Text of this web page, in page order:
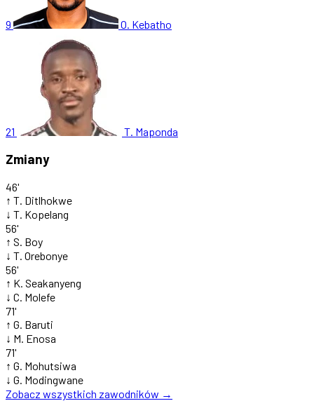
9 O. Kebatho
21 T. Maponda
Zmiany
46'
↑ T. Ditlhokwe
↓ T. Kopelang
56'
↑ S. Boy
↓ T. Orebonye
56'
↑ K. Seakanyeng
↓ C. Molefe
71'
↑ G. Baruti
↓ M. Enosa
71'
↑ G. Mohutsiwa
↓ G. Modingwane
Zobacz wszystkich zawodników →